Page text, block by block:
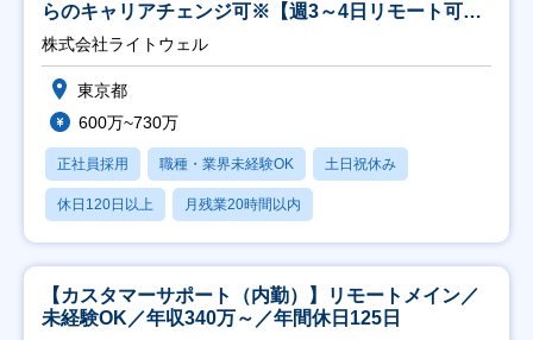
らのキャリアチェンジ可※【週3～4日リモート可
能】
株式会社ライトウェル
東京都
600万~730万
正社員採用 職種・業界未経験OK 土日祝休み
休日120日以上 月残業20時間以内
【カスタマーサポート（内勤）】リモートメイン／
未経験OK／年収340万～／年間休日125日